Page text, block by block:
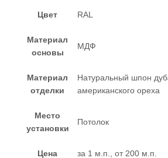
Цвет RAL
Материал
основы
МДФ
Материал
отделки
Натуральный шпон
американского ореха
Место
установки
Потолок
Цена за 1 м.п., от 200 м.п.